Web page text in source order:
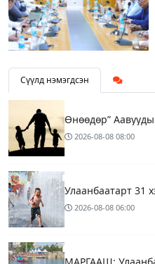
Сүүлд нэмэгдсэн
Өнөөдөр”
2026-08-08 08:00
Улаанбаатарт 31
2026-08-08 06:00